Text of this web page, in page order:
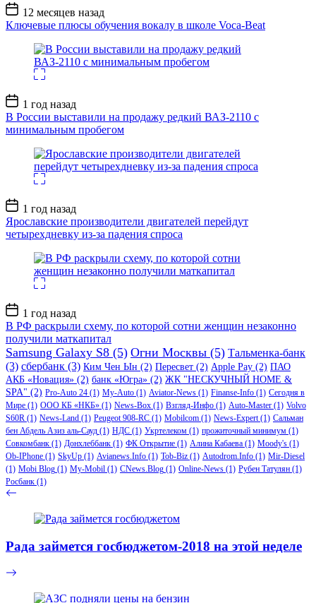
Дата
записи
12 месяцев назад
Ключевые плюсы обучения вокалу в школе Voca-Beat
Дата
записи
1 год назад
В России выставили на продажу редкий ВАЗ-2110 с
минимальным пробегом
Дата
записи
1 год назад
Ярославские производители двигателей перейдут
четырехдневку из-за падения спроса
Дата
записи
1 год назад
В РФ раскрыли схему, по которой сотни женщин незаконно
получили маткапитал
Samsung Galaxy S8 (5) Огни Москвы (5) Тальменка-банк
(3) сбербанк (3) Ким Чен Ын (2) Пересвет (2) Apple Pay (2) ПАО
АКБ «Новация» (2) банк «Югра» (2) ЖК "НЕСКУЧНЫЙ HOME &
SPA" (2) Pro-Auto 24 (1) My-Auto (1) Aviator-News (1) Finanse-Info (1) Сегодня в
Мире (1) ООО КБ «НКБ» (1) News-Box (1) Взгляд-Инфо (1) Auto-Master (1) Volvo
S60R (1) News-Land (1) Peugeot 908-RC (1) Mobilcom (1) News-Expert(1) Сальман
бен Абдель Азиз аль-Сауд (1) НДС (1) Укртелеком (1) прожиточный минимум (1)
Совкомбанк (1) Донхлеббанк (1) ФК Открытие (1) Алина Кабаева (1) Moody's (1)
Ob-IPhone (1) SkyUp (1) Avianews.Info (1) Tob-Biz (1) Autodrom.Info (1) Mir-Diesel
(1) Mobi Blog (1) My-Mobil (1) CNews.Blog (1) Online-News (1) Рубен Татулян (1)
Росбанк (1)
Рада займется госбюджетом-2018 на этой неделе